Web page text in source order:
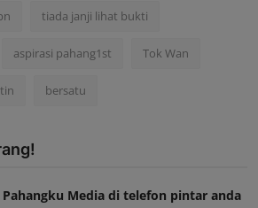
tiada janji lihat bukti
aspirasi pahang1st Tok Wan
bersatu
Media di telefon pintar anda